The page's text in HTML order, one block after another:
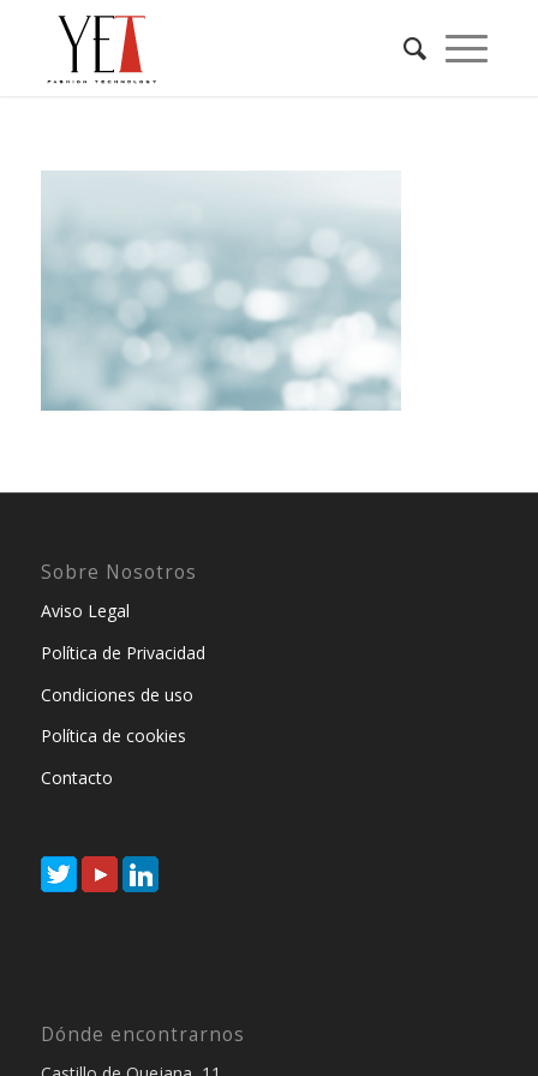
Sobre Nosotros
Aviso Legal
Política de Privacidad
Condiciones de uso
Política de cookies
Contacto
Dónde encontrarnos